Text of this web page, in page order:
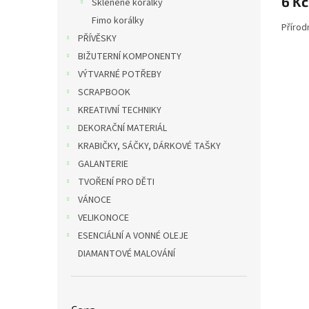
Skleněné korálky
Fimo korálky
PŘÍVĚSKY
BIŽUTERNÍ KOMPONENTY
VÝTVARNÉ POTŘEBY
SCRAPBOOK
KREATIVNÍ TECHNIKY
DEKORAČNÍ MATERIÁL
KRABIČKY, SÁČKY, DÁRKOVÉ TAŠKY
GALANTERIE
TVOŘENÍ PRO DĚTI
VÁNOCE
VELIKONOCE
ESENCIÁLNÍ A VONNÉ OLEJE
DIAMANTOVÉ MALOVÁNÍ